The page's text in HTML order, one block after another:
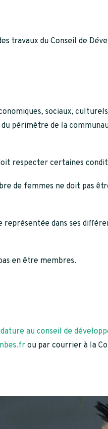
travaux du Conseil de
sociaux,
périmètre de la
respecter certaines
de femmes ne doit pas
dans ses
en être membres.
au conseil de
ou par courrier à la